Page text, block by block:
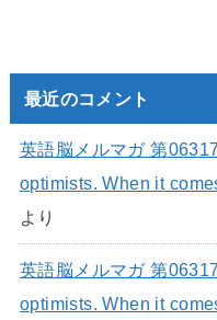
最近のコメント
英語脳メルマガ 第
optimists. When it
より
英語脳メルマガ 第
optimists. When it